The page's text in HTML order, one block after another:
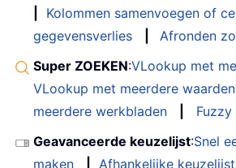
Kolommen samenvoegen of
gegevensverlies
Afronden
Super ZOEKEN:VLookup met
VLookup met meerdere waarden
meerdere werkbladen
Geavanceerde keuzelijst:Snel
maken
Afhankelijke keuzelijst